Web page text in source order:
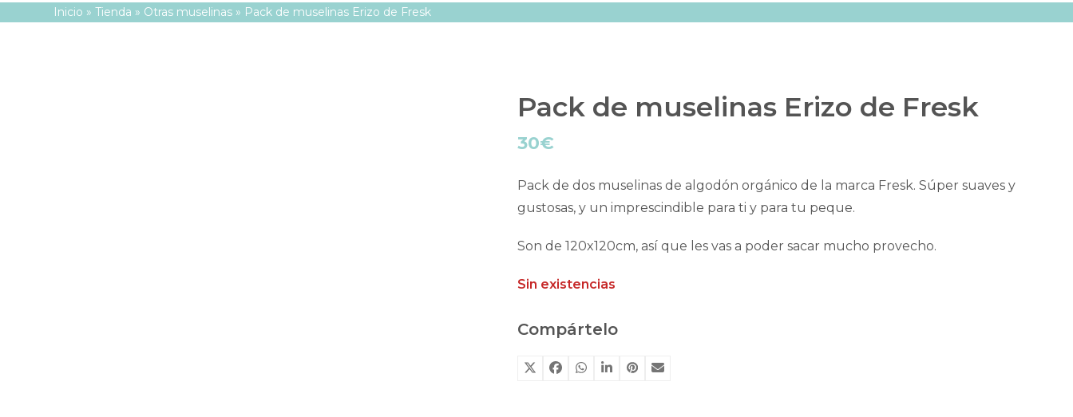
menú
Inicio »Tienda » Otras muselinas » Pack de muselinas Erizo de Fresk
Pack de muselinas Erizo de Fresk
30€
Pack de dos muselinas de algodón orgánico de la marca Fresk. Súper suaves y
gustosas, y un imprescindible para ti y para tu peque.
Son de 120x120cm, así que les vas a poder sacar mucho provecho.
Sin existencias
Compártelo